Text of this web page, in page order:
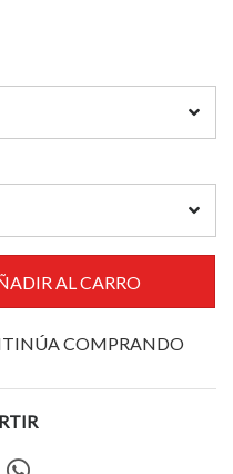
COMPRANDO